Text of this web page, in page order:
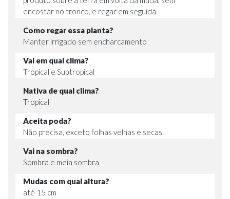
encostar no tronco, e regar em seguida.
Como regar essa planta?
Manter irrigado sem encharcamento
Vai em qual clima?
Tropical e Subtropical
Nativa de qual clima?
Tropical
Aceita poda?
Não precisa, exceto folhas velhas e secas.
Vai na sombra?
Sombra e meia sombra
Mudas com qual altura?
até 15 cm